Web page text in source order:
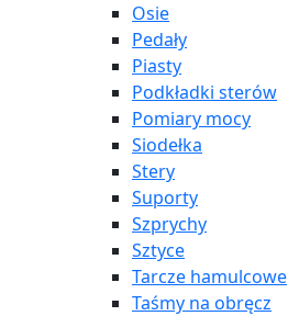
Osie
Pedały
Piasty
Podkładki sterów
Pomiary mocy
Siodełka
Stery
Suporty
Szprychy
Sztyce
Tarcze hamulcowe
Taśmy na obręcz